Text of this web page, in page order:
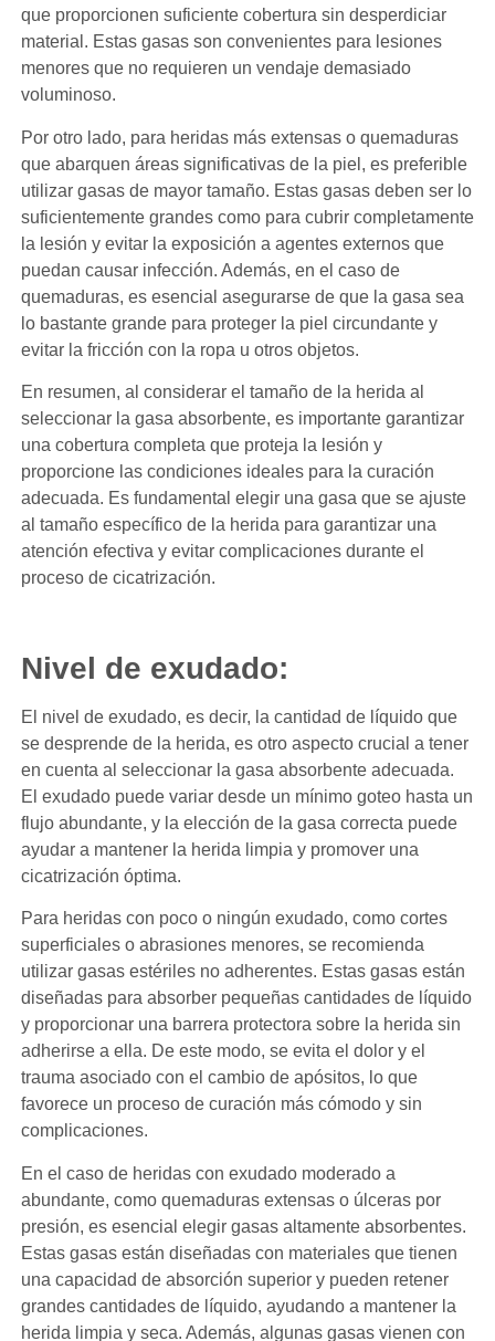
que proporcionen suficiente cobertura sin desperdiciar
material. Estas gasas son convenientes para lesiones
menores que no requieren un vendaje demasiado
voluminoso.
Por otro lado, para heridas más extensas o quemaduras
que abarquen áreas significativas de la piel, es preferible
utilizar gasas de mayor tamaño. Estas gasas deben ser lo
suficientemente grandes como para cubrir completamente
la lesión y evitar la exposición a agentes externos que
puedan causar infección. Además, en el caso de
quemaduras, es esencial asegurarse de que la gasa sea
lo bastante grande para proteger la piel circundante y
evitar la fricción con la ropa u otros objetos.
En resumen, al considerar el tamaño de la herida al
seleccionar la gasa absorbente, es importante garantizar
una cobertura completa que proteja la lesión y
proporcione las condiciones ideales para la curación
adecuada. Es fundamental elegir una gasa que se ajuste
al tamaño específico de la herida para garantizar una
atención efectiva y evitar complicaciones durante el
proceso de cicatrización.
Nivel de exudado:
El nivel de exudado, es decir, la cantidad de líquido que
se desprende de la herida, es otro aspecto crucial a tener
en cuenta al seleccionar la gasa absorbente adecuada.
El exudado puede variar desde un mínimo goteo hasta un
flujo abundante, y la elección de la gasa correcta puede
ayudar a mantener la herida limpia y promover una
cicatrización óptima.
Para heridas con poco o ningún exudado, como cortes
superficiales o abrasiones menores, se recomienda
utilizar gasas estériles no adherentes. Estas gasas están
diseñadas para absorber pequeñas cantidades de líquido
y proporcionar una barrera protectora sobre la herida sin
adherirse a ella. De este modo, se evita el dolor y el
trauma asociado con el cambio de apósitos, lo que
favorece un proceso de curación más cómodo y sin
complicaciones.
En el caso de heridas con exudado moderado a
abundante, como quemaduras extensas o úlceras por
presión, es esencial elegir gasas altamente absorbentes.
Estas gasas están diseñadas con materiales que tienen
una capacidad de absorción superior y pueden retener
grandes cantidades de líquido, ayudando a mantener la
herida limpia y seca. Además, algunas gasas vienen con